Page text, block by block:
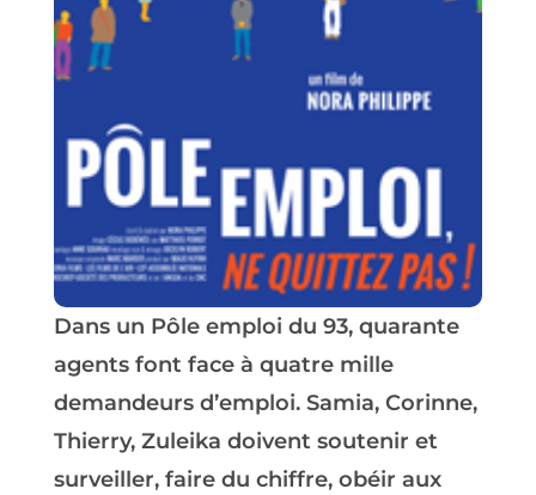
Dans un Pôle emploi du 93, quarante
agents font face à quatre mille
demandeurs d’emploi. Samia, Corinne,
Thierry, Zuleika doivent soutenir et
surveiller, faire du chiffre, obéir aux